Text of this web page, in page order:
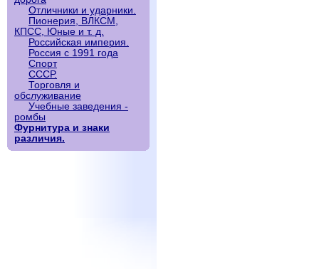
Отличники и ударники.
Пионерия, ВЛКСМ,
КПСС, Юные и т. д.
Российская империя.
Россия с 1991 года
Спорт
СССР.
Торговля и
обслуживание
Учебные заведения -
ромбы
Фурнитура и знаки
различия.